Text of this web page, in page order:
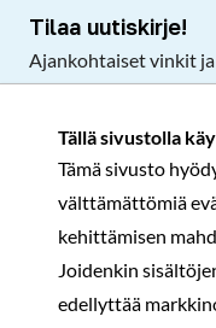
Tällä sivustolla
Tämä sivusto
välttämättömiä
kehittämisen
Joidenkin
edellyttää
Tilaa uutiskirje!
Ajankohtaiset vinkit
Rekisteri- ja